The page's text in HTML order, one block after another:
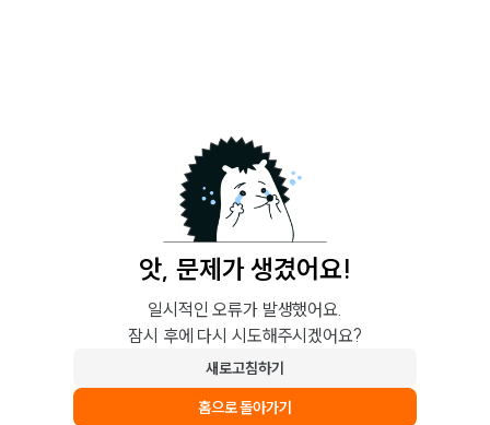
앗, 문제가 생겼어요!
일시적인 오류가 발생했어요.
잠시 후에 다시 시도해주시겠어요?
새로고침하기
홈으로 돌아가기